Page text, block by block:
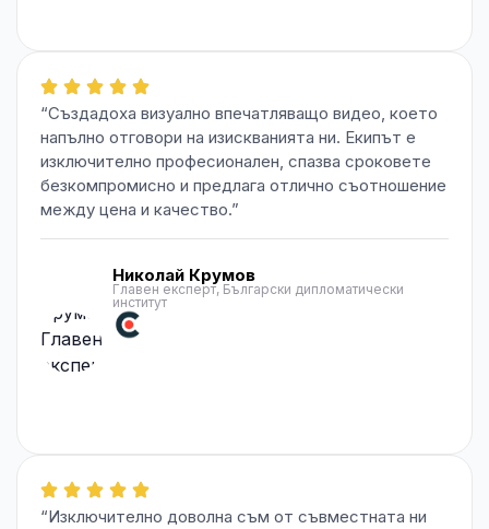
“Създадоха визуално впечатляващо видео, което
напълно отговори на изискванията ни. Екипът е
изключително професионален, спазва сроковете
безкомпромисно и предлага отлично съотношение
между цена и качество.”
Николай Крумов
Главен експерт, Български дипломатически
институт
“Изключително доволна съм от съвместната ни